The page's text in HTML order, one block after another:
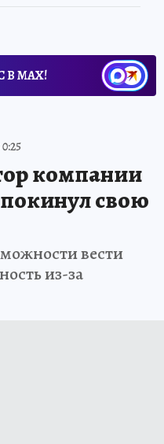
В МАХ!
компании
свою
вести
из-за